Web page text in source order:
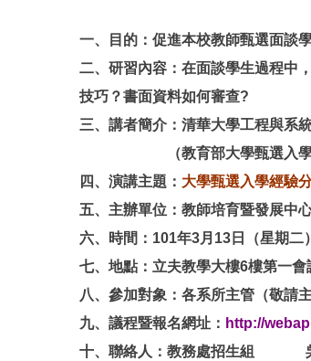
一、目的：促進本校教師甄選面談
二、研習內容：在面談學生過程中
技巧？書面資料如何審查?
三、講者簡介：清華大學工程與系
（教育部大學甄選入學招生
四、演講主題： 大學甄選入學經驗
五、主辦單位：教師培育暨發展中
六、時間：101年3月13日（星期二
七、地點：立夫教學大樓6樓第一會
八、參加對象：各系所主管（敬請
九、議程暨報名網址： http://
十、聯絡人：教務處招生組 吳